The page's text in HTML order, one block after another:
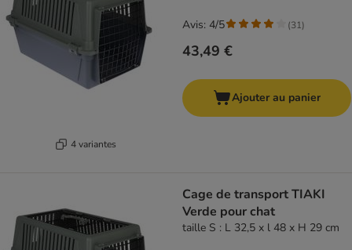
4 variantes
43,49 €
Avis: 4/5 (31)
Ajouter au panier
Cage de transport TIAKI
Verde pour chat
taille S : L 32,5 x l 48 x H 29 cm